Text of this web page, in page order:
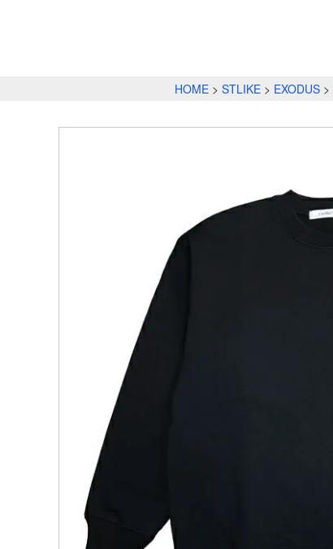
HOME STLIKE EXODUS